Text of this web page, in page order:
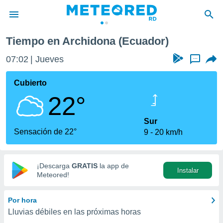
de
ha sido
que se
calidad.
a este
las
y
digital
basada
Tiempo en Archidona (Ecuador)
07:02 Jueves ...
Cubierto
22°
Sensación de 22°
Sur
9
20 km/h
¡Descarga GRATIS la app de
Meteored!
Instalar
Por hora
Lluvias débiles en las próximas horas